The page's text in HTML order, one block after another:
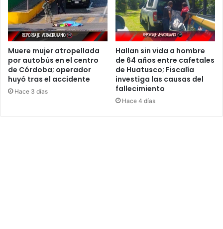
Muere mujer atropellada
por autobús en el centro
de Córdoba; operador
huyó tras el accidente
Hace 3 días
Hallan sin vida a hombre
de 64 años entre cafetales
de Huatusco; Fiscalía
investiga las causas del
fallecimiento
Hace 4 días